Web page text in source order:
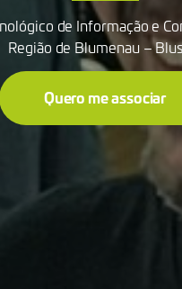
de Informação e
Região de Blumenau –
Quero me associar